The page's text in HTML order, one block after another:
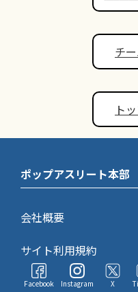
チ
ト
ポップアスリート本部
会社概要
サイト利用規約
Facebook Instagram X